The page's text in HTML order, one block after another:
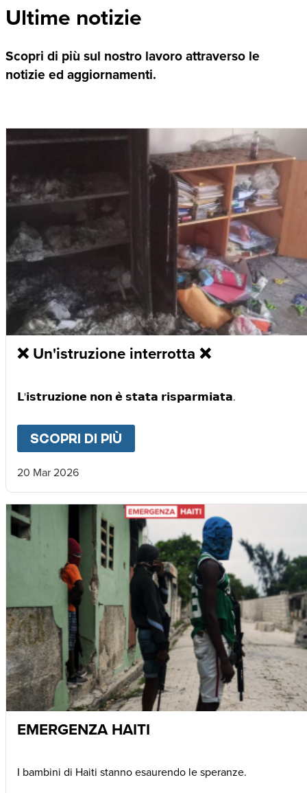
Ultime notizie
Scopri di più sul nostro lavoro attraverso le
notizie ed aggiornamenti.
❌ Un'istruzione interrotta ❌
𝗟'𝗶𝘀𝘁𝗿𝘂𝘇𝗶𝗼𝗻𝗲 𝗻𝗼𝗻 𝗲̀ 𝘀𝘁𝗮𝘁𝗮 𝗿𝗶𝘀𝗽𝗮𝗿𝗺𝗶𝗮𝘁𝗮.
SCOPRI DI PIÙ
20 Mar 2026
EMERGENZA HAITI
I bambini di Haiti stanno esaurendo le speranze.